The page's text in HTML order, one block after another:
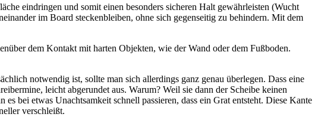
eindringen und somit einen besonders sicheren Halt gewährleisten (Wucht
im Board steckenbleiben, ohne sich gegenseitig zu behindern. Mit dem
dem Kontakt mit harten Objekten, wie der Wand oder dem Fußboden.
notwendig ist, sollte man sich allerdings ganz genau überlegen. Dass eine
leicht abgerundet aus. Warum? Weil sie dann der Scheibe keinen
bei etwas Unachtsamkeit schnell passieren, dass ein Grat entsteht. Diese Kante
verschleißt.